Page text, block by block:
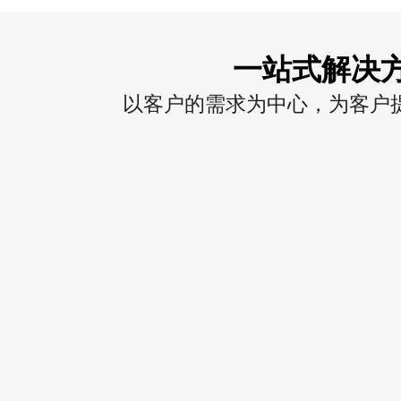
一站式解决
以客户的需求为中心，为客户